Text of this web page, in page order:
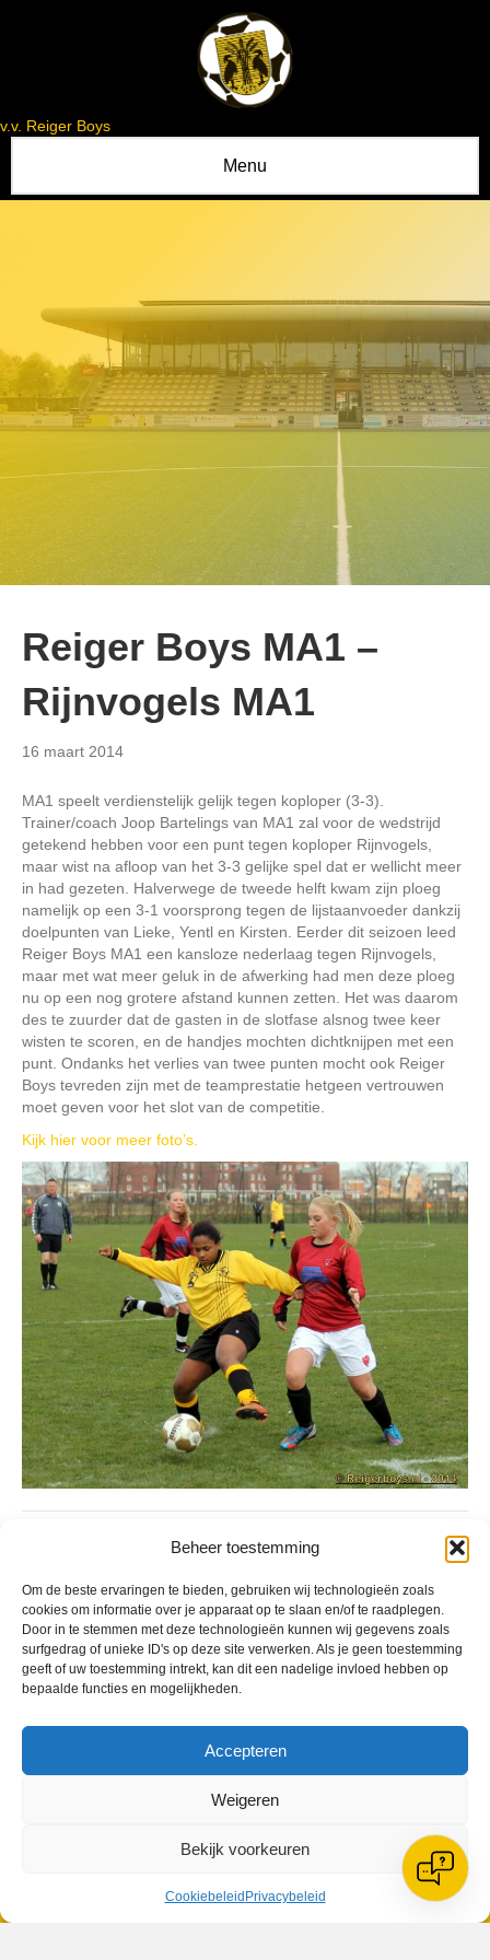
Beheer toestemming
Om de beste ervaringen te bieden, gebruiken wij technologieën zoals
cookies om informatie over je apparaat op te slaan en/of te raadplegen.
Door in te stemmen met deze technologieën kunnen wij gegevens zoals
surfgedrag of unieke ID's op deze site verwerken. Als je geen toestemming
geeft of uw toestemming intrekt, kan dit een nadelige invloed hebben op
bepaalde functies en mogelijkheden.
Accepteren
Weigeren
Bekijk voorkeuren
Cookiebeleid Privacybeleid
v.v. Reiger Boys
Menu
Reiger Boys MA1 –
Rijnvogels MA1
16 maart 2014
MA1 speelt verdienstelijk gelijk tegen koploper (3-3).
Trainer/coach Joop Bartelings van MA1 zal voor de wedstrijd
getekend hebben voor een punt tegen koploper Rijnvogels,
maar wist na afloop van het 3-3 gelijke spel dat er wellicht meer
in had gezeten. Halverwege de tweede helft kwam zijn ploeg
namelijk op een 3-1 voorsprong tegen de lijstaanvoeder dankzij
doelpunten van Lieke, Yentl en Kirsten. Eerder dit seizoen leed
Reiger Boys MA1 een kansloze nederlaag tegen Rijnvogels,
maar met wat meer geluk in de afwerking had men deze ploeg
nu op een nog grotere afstand kunnen zetten. Het was daarom
des te zuurder dat de gasten in de slotfase alsnog twee keer
wisten te scoren, en de handjes mochten dichtknijpen met een
punt. Ondanks het verlies van twee punten mocht ook Reiger
Boys tevreden zijn met de teamprestatie hetgeen vertrouwen
moet geven voor het slot van de competitie.
Kijk hier voor meer foto’s.
VV Reiger Boys
De Wending, Lotte Beesedijk 1
1705 NA Heerhugowaard